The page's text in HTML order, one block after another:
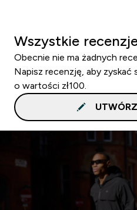
Wszystkie
Obecnie nie ma żadnych
Napisz recenzję, aby zyskać
o wartości zł100.